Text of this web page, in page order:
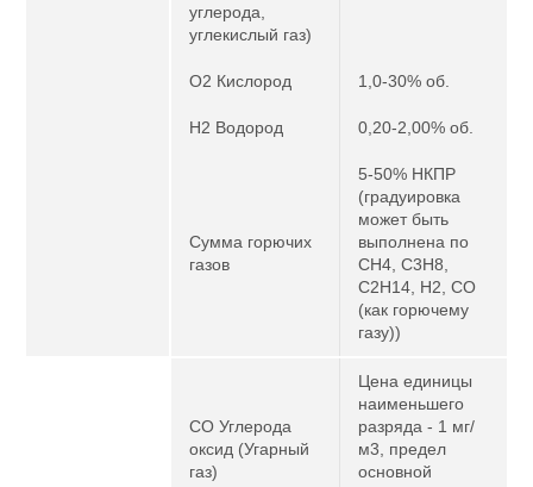
углерода,
углекислый газ)
O2 Кислород 1,0-30% об.
H2 Водород 0,20-2,00% об.
Сумма горючих
газов
5-50% НКПР
(градуировка
может быть
выполнена по
CH4, C3H8,
C2H14, H2, CO
(как горючему
газу))
CO Углерода
оксид (Угарный
газ)
Цена единицы
наименьшего
разряда - 1 мг/
м3, предел
основной